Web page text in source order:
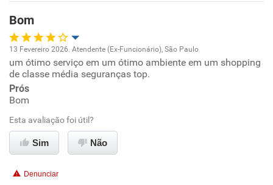
Bom
Oportunidade de promoção
Ambiente de trabalho
Conciliação com a vida familiar
Benefícios
13 Fevereiro 2026. Atendente (Ex-Funcionário), São Paulo
um ótimo serviço em um ótimo ambiente em um shopping
de classe média seguranças top.
Prós
Bom
Esta avaliação foi útil?
Sim Não
Denunciar